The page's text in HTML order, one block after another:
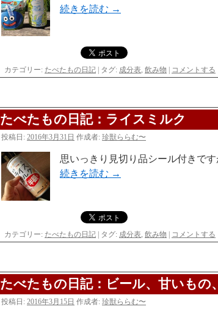
続きを読む →
カテゴリー: たべたもの日記 タグ: 成分表, 飲み物 コメントする
たべたもの日記：ライスミルク
投稿日: 2016年3月31日 作成者: 珍獣ららむ〜
思いっきり見切り品シール付きです
続きを読む →
カテゴリー: たべたもの日記 タグ: 成分表, 飲み物 コメントする
たべたもの日記：ビール、甘いもの
投稿日: 2016年3月15日 作成者: 珍獣ららむ〜